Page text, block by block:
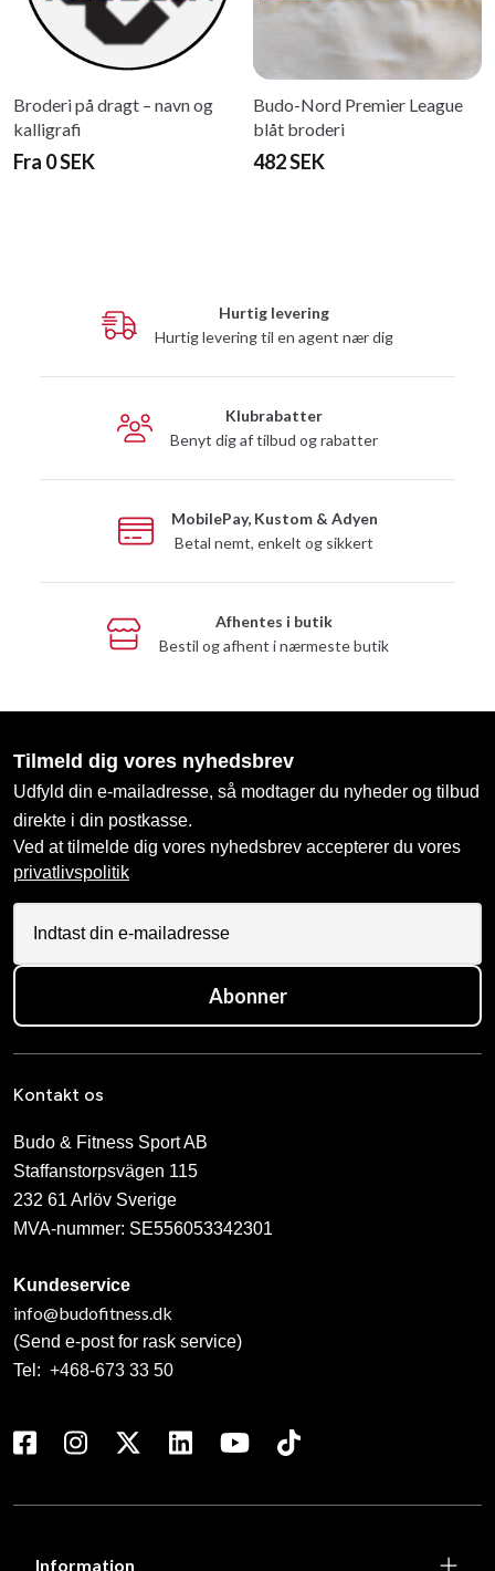
Broderi på dragt – navn og
kalligrafi
Fra 0 SEK
Budo-Nord Premier League
blåt broderi
482 SEK
Hurtig levering
Hurtig levering til en agent nær dig
Klubrabatter
Benyt dig af tilbud og rabatter
MobilePay, Kustom & Adyen
Betal nemt, enkelt og sikkert
Afhentes i butik
Bestil og afhent i nærmeste butik
Tilmeld dig vores nyhedsbrev
Udfyld din e-mailadresse, så modtager du nyheder og tilbud
direkte i din postkasse.
Ved at tilmelde dig vores nyhedsbrev accepterer du vores
privatlivspolitik
Abonner
Kontakt os
Budo & Fitness Sport AB
Staffanstorpsvägen 115
232 61 Arlöv Sverige
MVA-nummer: SE556053342301
Kundeservice
info@budofitness.dk
(Send e-post for rask service)
Tel: +468-673 33 50
Information